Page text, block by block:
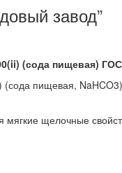
завод”
(сода пищевая)
пищевая,
щелочные